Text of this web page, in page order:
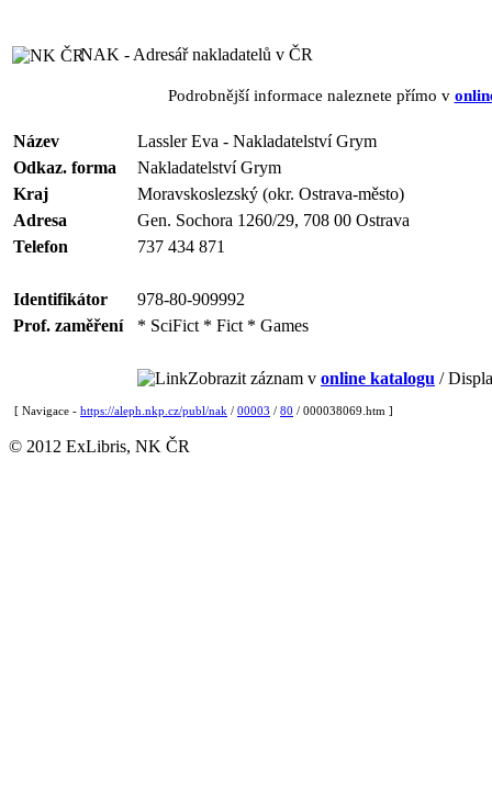
NAK - Adresář nakladatelů v ČR
Podrobnější informace naleznete přímo v
Název
Lassler Eva - Nakladatelství Grym
Odkaz. forma
Nakladatelství Grym
Kraj
Moravskoslezský (okr. Ostrava-město)
Adresa
Gen. Sochora 1260/29, 708 00 Ostrava
Telefon
737 434 871
Identifikátor
978-80-909992
Prof. zaměření
* SciFict * Fict * Games
Zobrazit záznam v online katalogu /
[ Navigace - https://aleph.nkp.cz/publ/nak / 00003 / 80 / 000038069.htm ]
© 2012 ExLibris, NK ČR